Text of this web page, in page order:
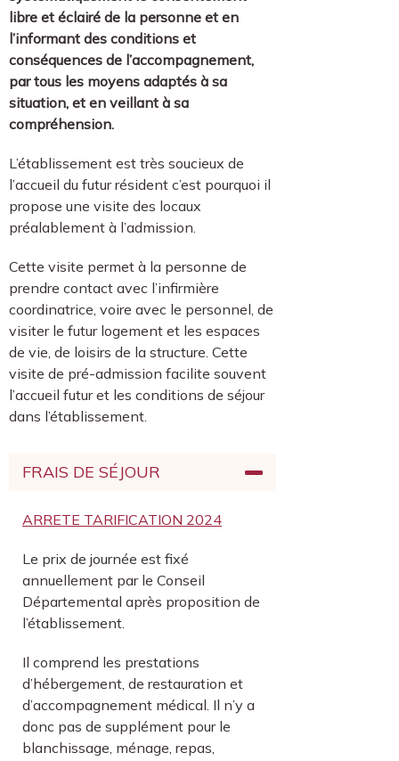
libre et éclairé de la personne et en
l’informant des conditions et
conséquences de l’accompagnement,
par tous les moyens adaptés à sa
situation, et en veillant à sa
compréhension.
L’établissement est très soucieux de
l’accueil du futur résident c’est pourquoi il
propose une visite des locaux
préalablement à l’admission.
Cette visite permet à la personne de
prendre contact avec l’infirmière
coordinatrice, voire avec le personnel, de
visiter le futur logement et les espaces
de vie, de loisirs de la structure. Cette
visite de pré-admission facilite souvent
l’accueil futur et les conditions de séjour
dans l’établissement.
FRAIS DE SÉJOUR
ARRETE TARIFICATION 2024
Le prix de journée est fixé
annuellement par le Conseil
Départemental après proposition de
l’établissement.
Il comprend les prestations
d’hébergement, de restauration et
d’accompagnement médical. Il n’y a
donc pas de supplément pour le
blanchissage, ménage, repas,